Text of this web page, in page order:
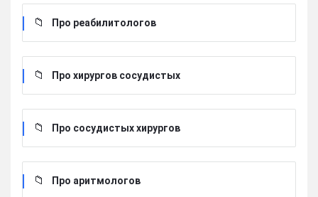
Про реабилитологов
Про хирургов сосудистых
Про сосудистых хирургов
Про аритмологов